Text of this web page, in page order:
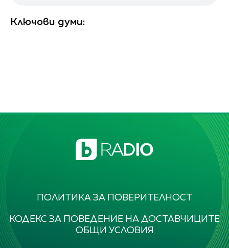
Ключови думи:
ПОЛИТИКА ЗА ПОВЕРИТЕЛНОСТ
КОДЕКС ЗА ПОВЕДЕНИЕ НА ДОСТАВЧИЦИТЕ
ОБЩИ УСЛОВИЯ